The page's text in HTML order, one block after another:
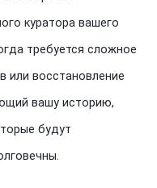
куратора вашего
требуется сложное
или восстановление
вашу историю,
будут